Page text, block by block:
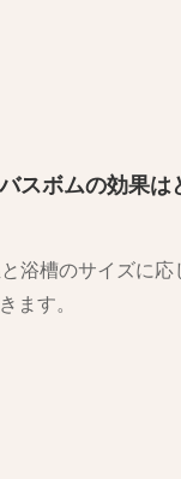
スボムの効果は
浴槽のサイズに応
ます。